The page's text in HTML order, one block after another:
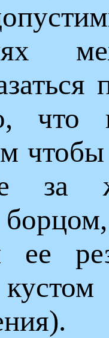
что
за
ее